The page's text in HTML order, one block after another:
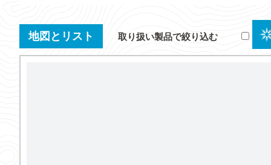
地図とリスト 取り扱い製品で絞り込む